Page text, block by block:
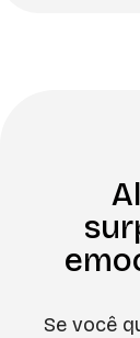
Se você